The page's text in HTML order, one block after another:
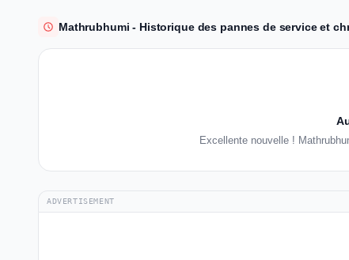
Mathrubhumi - Historique des pannes de service et
Excellente nouvelle !
ADVERTISEMENT